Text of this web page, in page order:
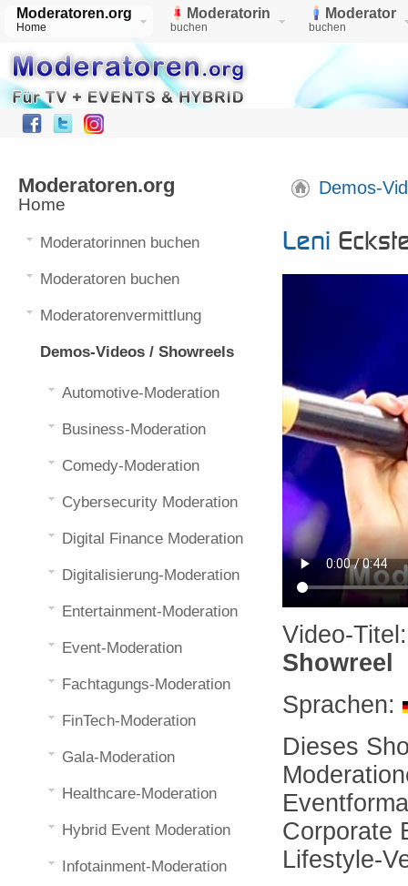
Moderatoren.org
Home
Moderatorin
buchen
Moderator
buchen
Demos-
Leni
Video-
Showreel
Sprachen:
Dieses
Corporate
Lifestyle-
Moderatoren.org
Home
Moderatorinnen buchen
Moderatoren buchen
Moderatorenvermittlung
Demos-Videos / Showreels
Automotive-Moderation
Business-Moderation
Comedy-Moderation
Cybersecurity Moderation
Digital Finance Moderation
Digitalisierung-Moderation
Entertainment-Moderation
Event-Moderation
Fachtagungs-Moderation
FinTech-Moderation
Gala-Moderation
Healthcare-Moderation
Hybrid Event Moderation
Infotainment-Moderation